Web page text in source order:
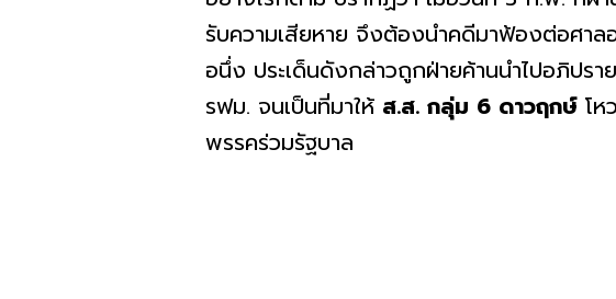
รับความเสียหาย จึงต้องนำคดีมาฟ้องต่อศา
อนึ่ง ประเด็นดังกล่าวถูกฝ่ายค้านนำไปอภิปร
รฟม. จนเป็นที่มาให้ ส.ส. กลุ่ม 6 ดาวฤกษ์ โห
พรรคร่วมรัฐบาล